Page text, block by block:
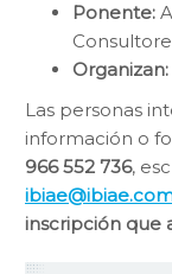
Ponente:
Organizan:
Las personas
información o
966 552 736,
inscripción que